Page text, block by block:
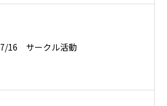
7/16 サークル活動